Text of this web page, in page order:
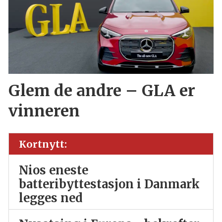
Glem de andre – GLA er
vinneren
Kortnytt:
Nios eneste
batteribyttestasjon i Danmark
legges ned